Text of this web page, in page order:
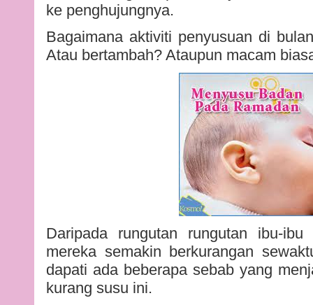
ke penghujungnya.
Bagaimana aktiviti penyusuan di
Atau bertambah? Ataupun macam
Daripada rungutan rungutan ibu-
mereka semakin berkurangan
dapati ada beberapa sebab yang
kurang susu ini.